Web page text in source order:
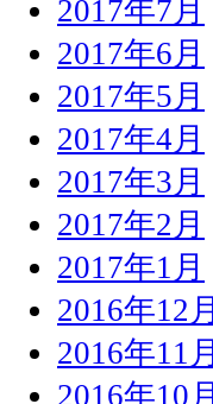
2017年7月
2017年6月
2017年5月
2017年4月
2017年3月
2017年2月
2017年1月
2016年12月
2016年11月
2016年10月